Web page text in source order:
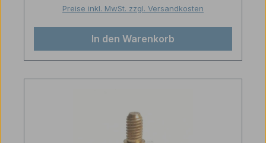
Preise inkl. MwSt. zzgl. Versandkosten
In den Warenkorb